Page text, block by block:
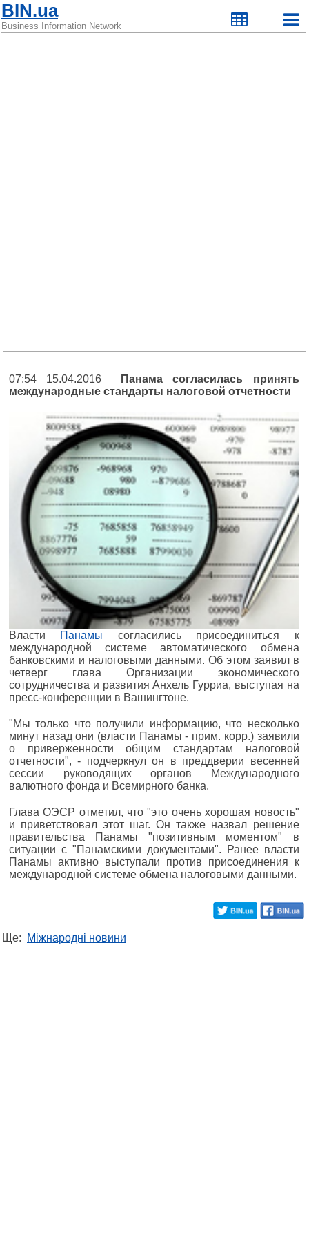
BIN.ua
Business Information Network
07:54 15.04.2016
Панама согласилась принять
международные стандарты налоговой отчетности
Власти Панамы согласились присоединиться к
международной системе автоматического обмена
банковскими и налоговыми данными. Об этом заявил в
четверг глава Организации экономического
сотрудничества и развития Анхель Гурриа, выступая на
пресс-конференции в Вашингтоне.
"Мы только что получили информацию, что несколько
минут назад они (власти Панамы - прим. корр.) заявили
о приверженности общим стандартам налоговой
отчетности", - подчеркнул он в преддверии весенней
сессии руководящих органов Международного
валютного фонда и Всемирного банка.
Глава ОЭСР отметил, что "это очень хорошая новость"
и приветствовал этот шаг. Он также назвал решение
правительства Панамы "позитивным моментом" в
ситуации с "Панамскими документами". Ранее власти
Панамы активно выступали против присоединения к
международной системе обмена налоговыми данными.
Ще: Міжнародні новини